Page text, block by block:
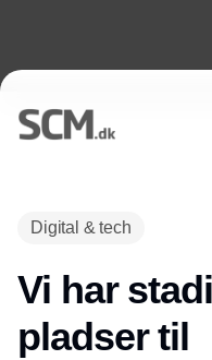
Digital & tech
Vi har
pladser til